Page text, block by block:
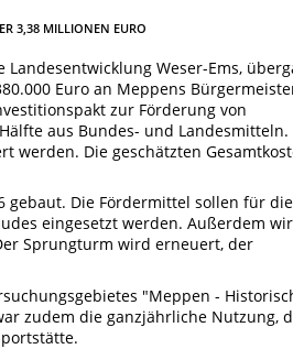
3,38 MILLIONEN EURO
Weser-Ems,
Euro an Meppens
zur Förderung von
aus Bundes- und Landesmitteln.
werden. Die geschätzten
gebaut. Die Fördermittel sollen für die
eingesetzt werden. Außerdem
Sprungturm wird erneuert, der
"Meppen -
zudem die ganzjährliche Nutzung,